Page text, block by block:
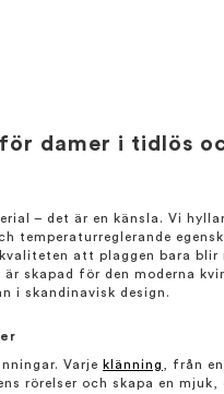
damer i tidlös
– det är en känsla. Vi
temperaturreglerande
att plaggen bara blir
skapad för den moderna
i skandinavisk design.
Varje klänning
, från
rörelser och skapa en mjuk,